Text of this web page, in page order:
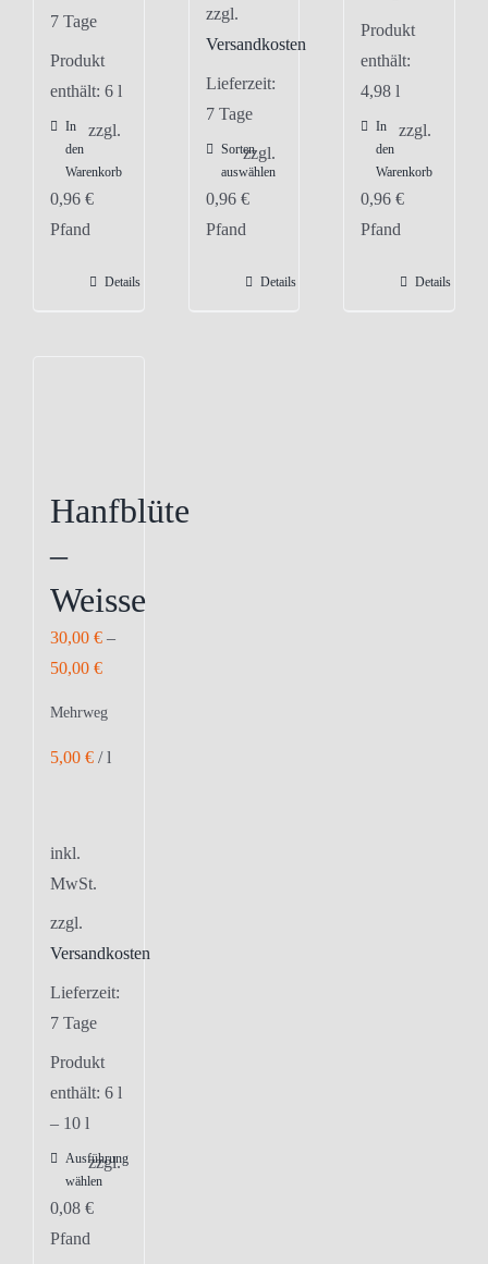
7 Tage
Produkt
enthält: 6 l
In
den
Warenkorb
zzgl.
0,96 €
Pfand
Details
zzgl.
Versandkosten
Lieferzeit:
7 Tage
Sorten
auswählen
zzgl.
0,96 €
Pfand
Details
Produkt
enthält:
4,98l
In
den
Warenkorb
zzgl.
0,96€
Pfand
Details
Hanfblüte
–
Weisse
30,00 € –
50,00 €
Mehrweg
5,00 € /l
inkl.
MwSt.
zzgl.
Versandkosten
Lieferzeit:
7 Tage
Produkt
enthält: 6 l
– 10 l
Ausführung
wählen
Dieses
Produkt
zzgl.
0,08 €
Pfand